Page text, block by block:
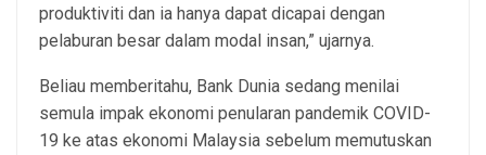
produktiviti dan ia hanya dapat dicapai dengan
pelaburan besar dalam modal insan,” ujarnya.
Beliau memberitahu, Bank Dunia sedang menilai
semula impak ekonomi penularan pandemik COVID-
19 ke atas ekonomi Malaysia sebelum memutuskan